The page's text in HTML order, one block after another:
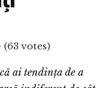
(63 votes)
ai tendința de a